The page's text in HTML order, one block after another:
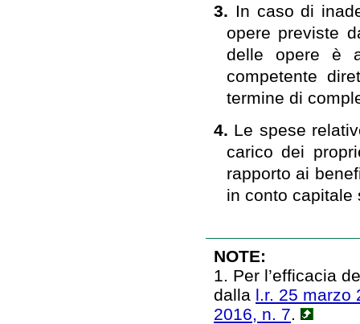
3. In caso di
opere previste
delle opere è
competente
termine di
4. Le spese
carico dei
rapporto ai
in conto capitale
NOTE:
1. Per l’efficacia
dalla l.r. 25 marzo
2016, n. 7.